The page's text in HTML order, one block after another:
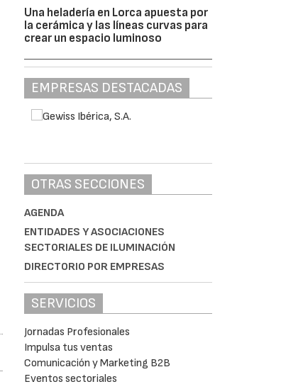
Una heladería en Lorca apuesta por
la cerámica y las líneas curvas para
crear un espacio luminoso
EMPRESAS DESTACADAS
OTRAS SECCIONES
AGENDA
ENTIDADES Y ASOCIACIONES
SECTORIALES DE ILUMINACIÓN
DIRECTORIO POR EMPRESAS
SERVICIOS
Jornadas Profesionales
Impulsa tus ventas
Comunicación y Marketing B2B
Eventos sectoriales